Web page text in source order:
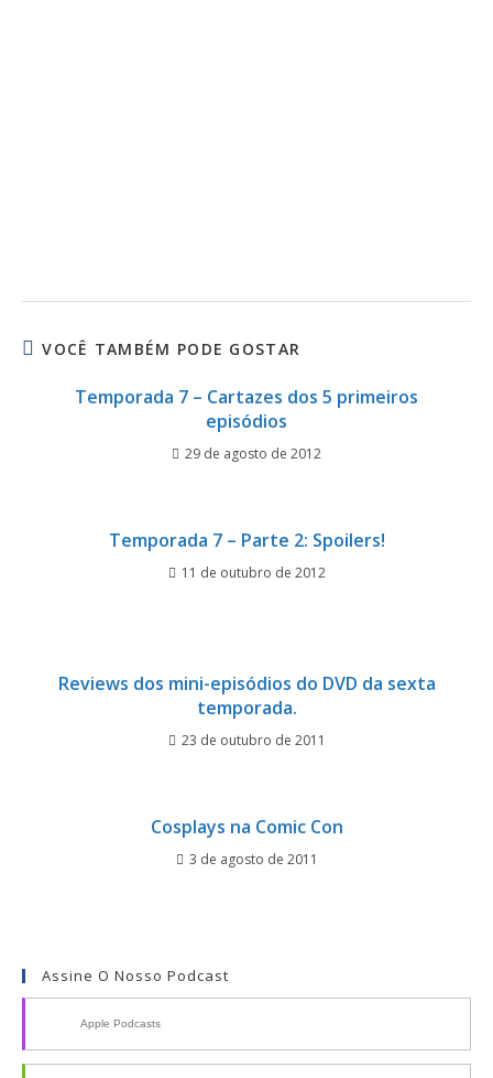
VOCÊ TAMBÉM PODE GOSTAR
Temporada 7 – Cartazes dos 5 primeiros
episódios
29 de agosto de 2012
Temporada 7 – Parte 2: Spoilers!
11 de outubro de 2012
Reviews dos mini-episódios do DVD da sexta
temporada.
23 de outubro de 2011
Cosplays na Comic Con
3 de agosto de 2011
Assine O Nosso Podcast
Apple Podcasts